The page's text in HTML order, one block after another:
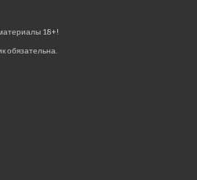
18+!
обязательна.